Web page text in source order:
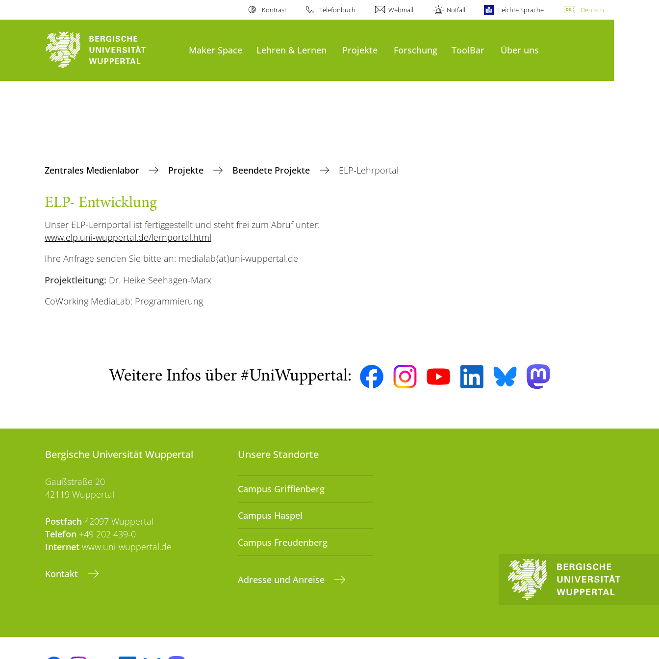
Kontrast Telefonbuch Webmail Notfall Leichte Sprache Deutsch
Maker Space Lehren & Lernen Projekte Forschung ToolBar Über uns
Zentrales Medienlabor Projekte Beendete Projekte ELP-Lehrportal
ELP- Entwicklung
Unser ELP-Lernportal ist fertiggestellt und steht frei zum Abruf unter:
www.elp.uni-wuppertal.de/lernportal.html
Ihre Anfrage senden Sie bitte an: medialab{at}uni-wuppertal.de
Projektleitung: Dr. Heike Seehagen-Marx
CoWorking MediaLab: Programmierung
Weitere Infos über #UniWuppertal:
Bergische Universität Wuppertal
Gaußstraße 20
42119 Wuppertal
Postfach 42097 Wuppertal
Telefon +49 202 439-0
Internet www.uni-wuppertal.de
Kontakt
Unsere Standorte
Campus Grifflenberg
Campus Haspel
Campus Freudenberg
Adresse und Anreise